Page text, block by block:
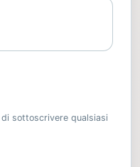
sottoscrivere qualsiasi